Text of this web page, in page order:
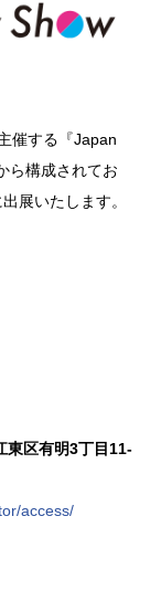
催する『Japan
ら構成されてお
出展いたします。
東区有明3丁目11-
access/